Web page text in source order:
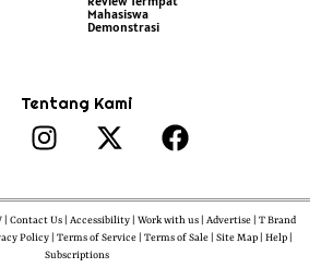
Mahasiswa
Demonstrasi
Tentang Kami
| Contact Us | Accessibility | Work with us | Advertise | T Brand
Policy | Terms of Service | Terms of Sale | Site Map | Help |
Subscriptions